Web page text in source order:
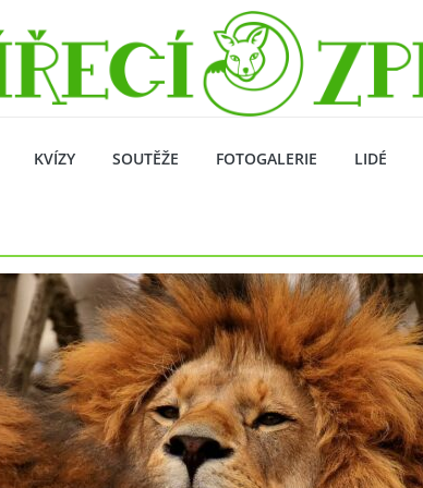
KVÍZY SOUTĚŽE FOTOGALERIE LIDÉ